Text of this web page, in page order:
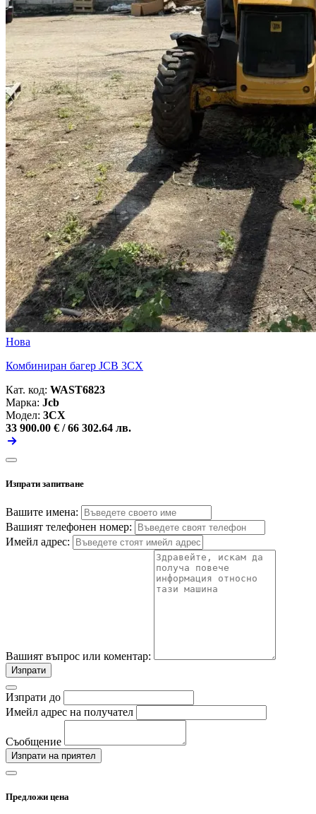
Нова
Комбиниран багер JCB 3CX
Кат. код: WAST6823
Марка: Jcb
Модел: 3CX
33 900.00 € / 66 302.64 лв.
Изпрати запитване
Вашите имена:
Вашият телефонен номер:
Имейл адрес:
Вашият въпрос или коментар:
Изпрати
Изпрати до
Имейл адрес на получател
Съобщение
Изпрати на приятел
Предложи цена